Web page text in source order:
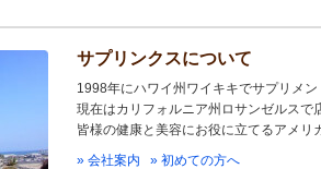
サプリンクスについて
1998年にハワイ州ワイキキでサプリメン
現在はカリフォルニア州ロサンゼルスで
皆様の健康と美容にお役に立てるアメリ
» 会社案内
» 初めての方へ